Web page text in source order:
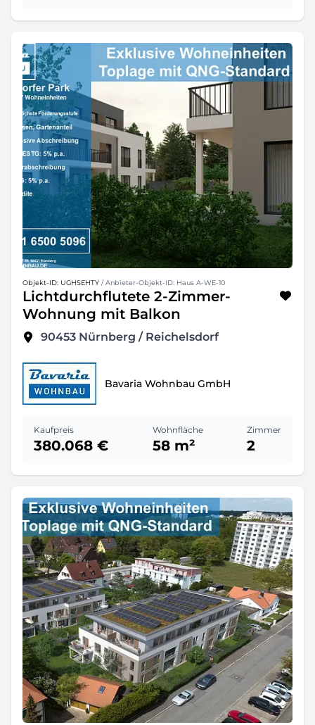
Objekt-ID: UGHSEHTY / Anbieter-Objekt-ID: Haus A-WE-10
Lichtdurchflutete 2-Zimmer-
Wohnung mit Balkon
90453 Nürnberg / Reichelsdorf
Bavaria Wohnbau GmbH
Kaufpreis
380.068 €
Wohnfläche
58 m²
Zimmer
2